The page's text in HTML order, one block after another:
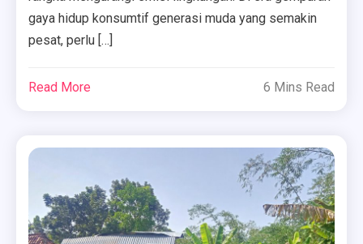
gaya hidup konsumtif generasi muda yang semakin
pesat, perlu […]
Read More 6 Mins Read